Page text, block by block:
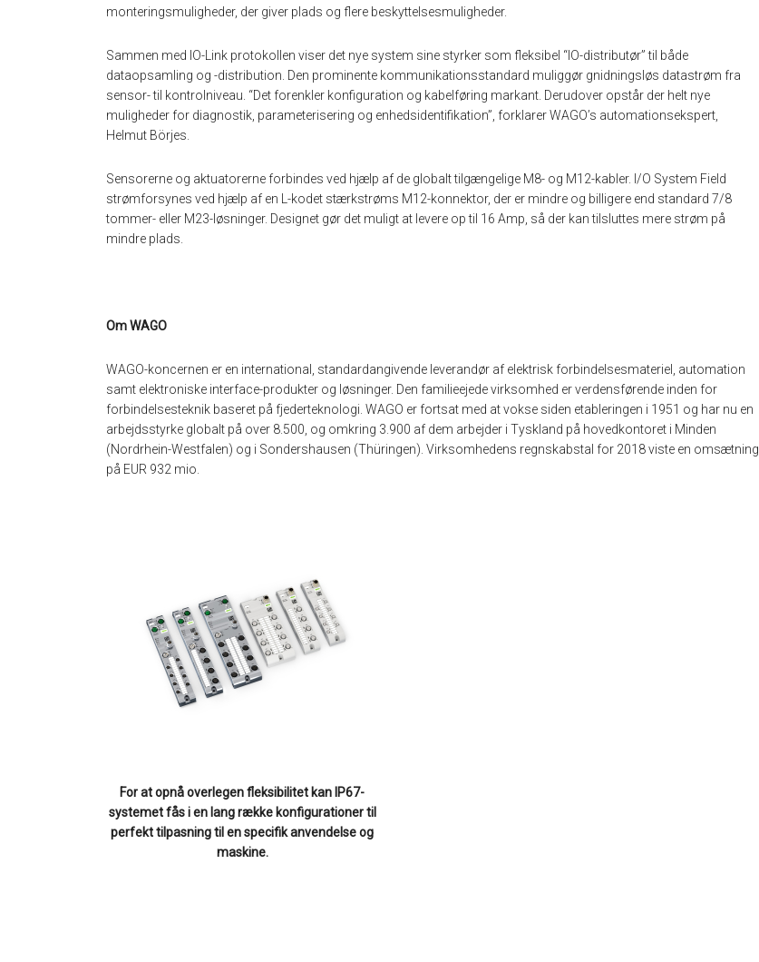
monteringsmuligheder, der giver plads og flere beskyttelsesmuligheder.
Sammen med IO-Link protokollen viser det nye system sine styrker som fleksibel “IO-distributør” til både
dataopsamling og -distribution. Den prominente kommunikationsstandard muliggør gnidningsløs datastrøm fra
sensor- til kontrolniveau. “Det forenkler konfiguration og kabelføring markant. Derudover opstår der helt nye
muligheder for diagnostik, parameterisering og enhedsidentifikation”, forklarer WAGO’s automationsekspert,
Helmut Börjes.
Sensorerne og aktuatorerne forbindes ved hjælp af de globalt tilgængelige M8- og M12-kabler. I/O System Field
strømforsynes ved hjælp af en L-kodet stærkstrøms M12-konnektor, der er mindre og billigere end standard 7/8
tommer- eller M23-løsninger. Designet gør det muligt at levere op til 16 Amp, så der kan tilsluttes mere strøm på
mindre plads.
Om WAGO
WAGO-koncernen er en international, standardangivende leverandør af elektrisk forbindelsesmateriel, automation
samt elektroniske interface-produkter og løsninger. Den familieejede virksomhed er verdensførende inden for
forbindelsesteknik baseret på fjederteknologi. WAGO er fortsat med at vokse siden etableringen i 1951 og har nu en
arbejdsstyrke globalt på over 8.500, og omkring 3.900 af dem arbejder i Tyskland på hovedkontoret i Minden
(Nordrhein-Westfalen) og i Sondershausen (Thüringen). Virksomhedens regnskabstal for 2018 viste en omsætning
på EUR 932 mio.
For at opnå overlegen fleksibilitet kan IP67-
systemet fås i en lang række konfigurationer til
perfekt tilpasning til en specifik anvendelse og
maskine.